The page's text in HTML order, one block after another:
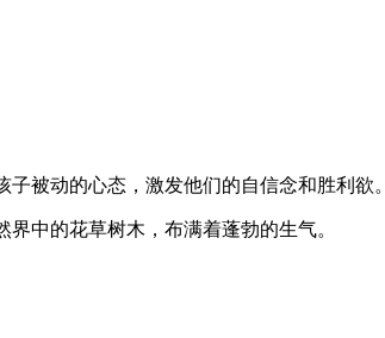
被动的心态，激发他们的自信念和胜利欲。
中的花草树木，布满着蓬勃的生气。